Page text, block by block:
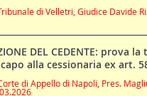
di Velletri, Giudice Davide
DEL CEDENTE: prova
alla cessionaria ex art.
di Appello di Napoli, Pres.